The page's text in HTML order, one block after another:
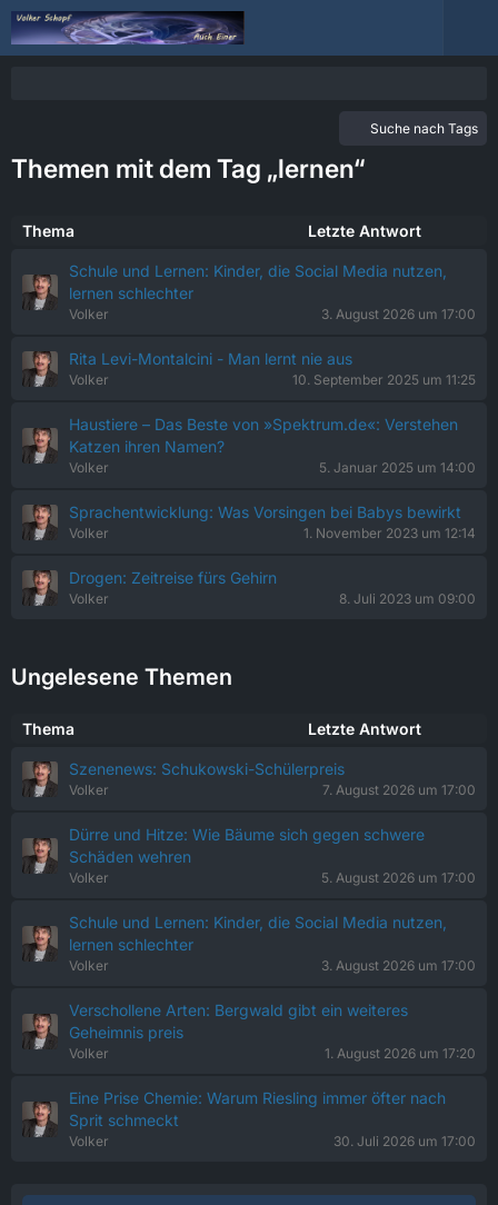
Suche nach Tags
Themen mit dem Tag „lernen“
Thema Letzte Antwort
Schule und Lernen: Kinder, die Social Media nutzen,
lernen schlechter
Volker 3. August 2026 um 17:00
Rita Levi-Montalcini - Man lernt nie aus
Volker 10. September 2025 um 11:25
Haustiere – Das Beste von »Spektrum.de«: Verstehen
Katzen ihren Namen?
Volker 5. Januar 2025 um 14:00
Sprachentwicklung: Was Vorsingen bei Babys bewirkt
Volker 1. November 2023 um 12:14
Drogen: Zeitreise fürs Gehirn
Volker 8. Juli 2023 um 09:00
Ungelesene Themen
Thema Letzte Antwort
Szenenews: Schukowski-Schülerpreis
Volker 7. August 2026 um 17:00
Dürre und Hitze: Wie Bäume sich gegen schwere
Schäden wehren
Volker 5. August 2026 um 17:00
Schule und Lernen: Kinder, die Social Media nutzen,
lernen schlechter
Volker 3. August 2026 um 17:00
Verschollene Arten: Bergwald gibt ein weiteres
Geheimnis preis
Volker 1. August 2026 um 17:20
Eine Prise Chemie: Warum Riesling immer öfter nach
Sprit schmeckt
Volker 30. Juli 2026 um 17:00